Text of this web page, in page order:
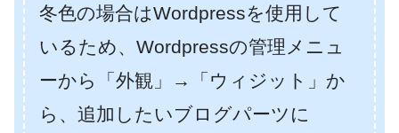
冬色の場合はWordpressを使用して
いるため、Wordpressの管理メニュ
ーから「外観」→「ウィジット」か
ら、追加したいブログパーツに